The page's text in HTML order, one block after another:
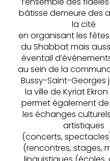
bâtisse demeure des
la cité
en organisant les
du Shabbat mais
éventail
au sein de la
Bussy-Saint-Georges
la ville de Kyriat
permet également
les échanges
artistiques
(concerts,
(rencontres, stages,